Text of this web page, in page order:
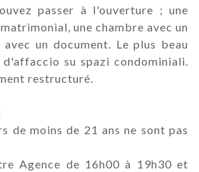
passer à l'ouverture ; une
une chambre avec un
un document. Le plus beau
d'affaccio su spazi condominiali.
restructuré.
de moins de 21 ans ne sont pas
Agence de 16h00 à 19h30 et